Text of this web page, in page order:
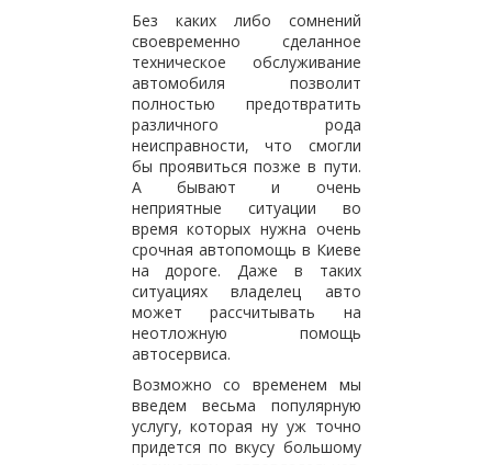
Без каких либо сомнений
своевременно сделанное
техническое обслуживание
автомобиля позволит
полностью предотвратить
различного рода
неисправности, что смогли
бы проявиться позже в пути.
А бывают и очень
неприятные ситуации во
время которых нужна очень
срочная автопомощь в Киеве
на дороге. Даже в таких
ситуациях владелец авто
может рассчитывать на
неотложную помощь
автосервиса.
Возможно со временем мы
введем весьма популярную
услугу, которая ну уж точно
придется по вкусу большому